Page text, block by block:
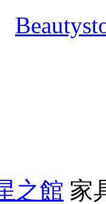
之館 家